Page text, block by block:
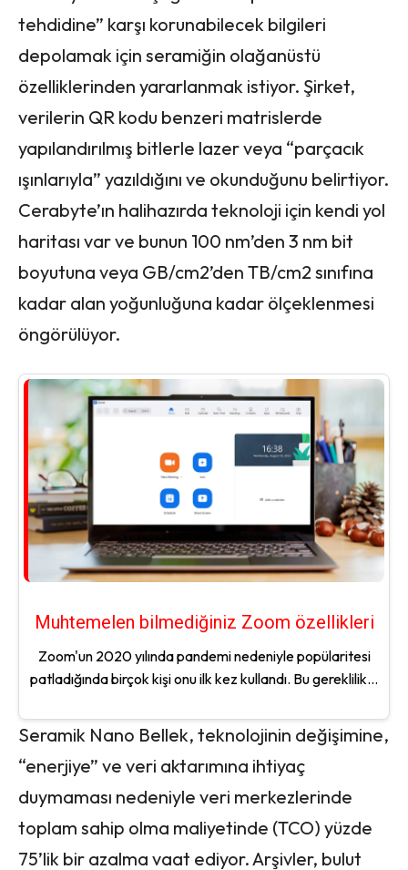
tehdidine” karşı korunabilecek bilgileri
depolamak için seramiğin olağanüstü
özelliklerinden yararlanmak istiyor. Şirket,
verilerin QR kodu benzeri matrislerde
yapılandırılmış bitlerle lazer veya “parçacık
ışınlarıyla” yazıldığını ve okunduğunu belirtiyor.
Cerabyte’ın halihazırda teknoloji için kendi yol
haritası var ve bunun 100 nm’den 3 nm bit
boyutuna veya GB/cm2’den TB/cm2 sınıfına
kadar alan yoğunluğuna kadar ölçeklenmesi
öngörülüyor.
Muhtemelen bilmediğiniz Zoom özellikleri
Zoom'un 2020 yılında pandemi nedeniyle popülaritesi
patladığında birçok kişi onu ilk kez kullandı. Bu gereklilik...
Seramik Nano Bellek, teknolojinin değişimine,
“enerjiye” ve veri aktarımına ihtiyaç
duymaması nedeniyle veri merkezlerinde
toplam sahip olma maliyetinde (TCO) yüzde
75’lik bir azalma vaat ediyor. Arşivler, bulut